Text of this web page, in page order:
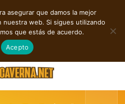
de Hard Rock contra el control digital
agosto 8, 2026
asegurar que damos la mejor
nuestra web. Si sigues utilizando
que estás de acuerdo.
Acepto